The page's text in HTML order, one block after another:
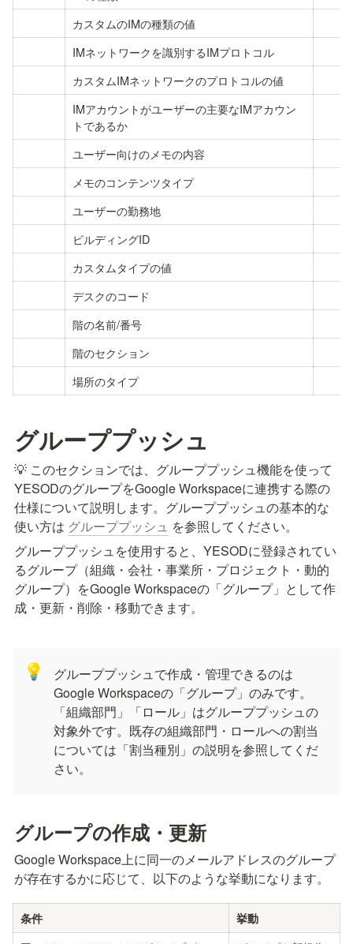
カスタムのIMの種類の値
IMネットワークを識別するIMプロトコル
カスタムIMネットワークのプロトコルの値
IMアカウントがユーザーの主要なIMアカウン
トであるか
ユーザー向けのメモの内容
メモのコンテンツタイプ
ユーザーの勤務地
ビルディングID
カスタムタイプの値
デスクのコード
階の名前/番号
階のセクション
場所のタイプ
グループプッシュ
💡 このセクションでは、グループプッシュ機能を使って
YESODのグループをGoogle Workspaceに連携する際の
仕様について説明します。グループプッシュの基本的な
使い方は グループプッシュ を参照してください。
グループプッシュを使用すると、YESODに登録されてい
るグループ（組織・会社・事業所・プロジェクト・動的
グループ）をGoogle Workspaceの「グループ」として作
成・更新・削除・移動できます。
💡
グループプッシュで作成・管理できるのは
Google Workspaceの「グループ」のみです。
「組織部門」「ロール」はグループプッシュの
対象外です。既存の組織部門・ロールへの割当
については「割当種別」の説明を参照してくだ
さい。
グループの作成・更新
Google Workspace上に同一のメールアドレスのグループ
が存在するかに応じて、以下のような挙動になります。
条件 挙動